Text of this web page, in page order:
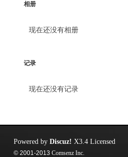
相册
现在还没有相册
记录
现在还没有记录
Powered by Discuz! X3.4 Licensed
© 2001-2013 Comsenz Inc.